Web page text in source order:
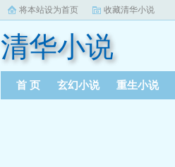
将本站设为首页 收藏清华小说
清华小说
首 页 玄幻小说 重生小说